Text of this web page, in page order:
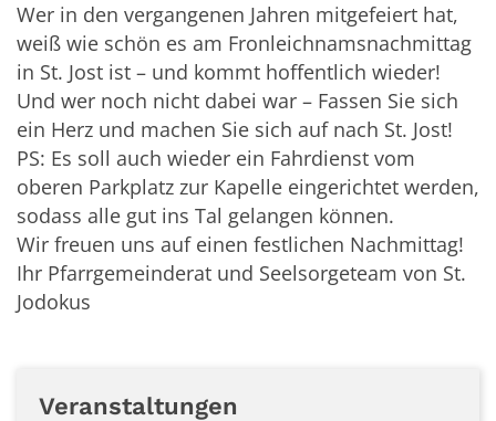
Wer in den vergangenen Jahren mitgefeiert hat,
weiß wie schön es am Fronleichnamsnachmittag
in St. Jost ist – und kommt hoffentlich wieder!
Und wer noch nicht dabei war – Fassen Sie sich
ein Herz und machen Sie sich auf nach St. Jost!
PS: Es soll auch wieder ein Fahrdienst vom
oberen Parkplatz zur Kapelle eingerichtet werden,
sodass alle gut ins Tal gelangen können.
Wir freuen uns auf einen festlichen Nachmittag!
Ihr Pfarrgemeinderat und Seelsorgeteam von St.
Jodokus
Veranstaltungen